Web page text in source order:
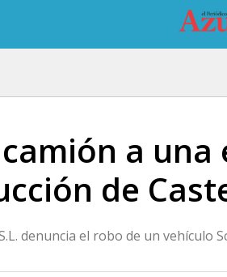
a
de
denuncia el robo de un vehículo